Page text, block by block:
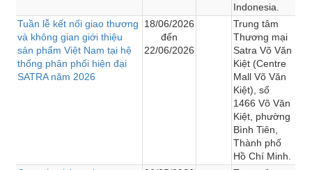
Indonesia.
Tuần lễ kết nối giao thương
và không gian giới thiệu
sản phẩm Việt Nam tại hệ
thống phân phối hiện đại
SATRA năm 2026
18/06/2026
đến
22/06/2026
Trung tâm
Thương mại
Satra Võ Văn
Kiệt (Centre
Mall Võ Văn
Kiệt), số
1466 Võ Văn
Kiệt, phường
Bình Tiên,
Thành phố
Hồ Chí Minh.